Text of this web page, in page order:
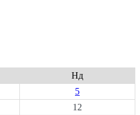
Нд
5
12